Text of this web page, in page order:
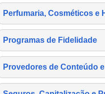
Perfumaria, Cosméticos e
Programas de Fidelidade
Provedores de Conteúdo